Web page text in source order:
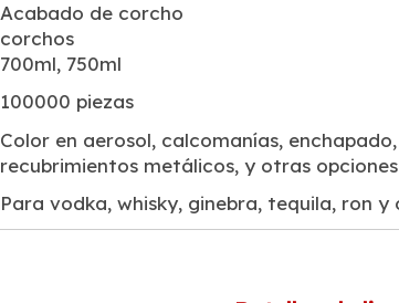
Acabado de corcho
corchos
700ml, 750ml
100000 piezas
Color en aerosol, calcomanías,
recubrimientos metálicos, y otras opciones
Para vodka, whisky, ginebra, tequila, ron y